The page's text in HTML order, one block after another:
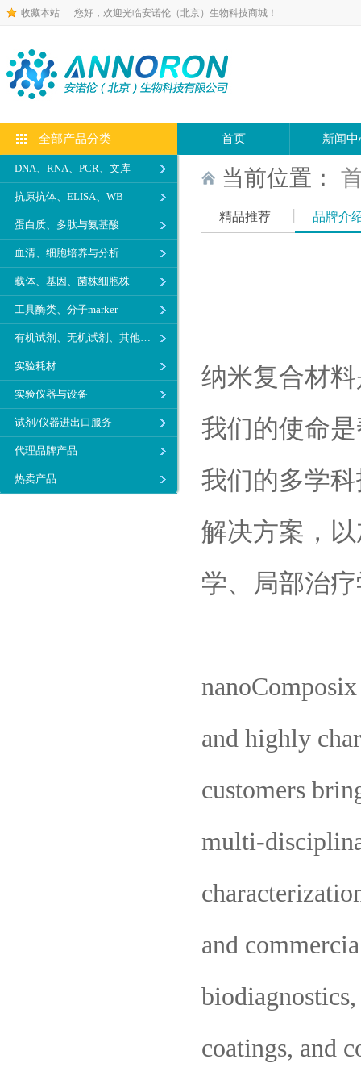
收藏本站 您好，欢迎光临安诺伦（北京）生物科技商城！
全部产品分类
DNA、RNA、PCR、文库
抗原抗体、ELISA、WB
蛋白质、多肽与氨基酸
血清、细胞培养与分析
载体、基因、菌株细胞株
工具酶类、分子marker
有机试剂、无机试剂、其他生化试剂
实验耗材
实验仪器与设备
试剂/仪器进出口服务
代理品牌产品
热卖产品
首页 新闻中
当前位置：
精品推荐 品牌介
纳米复合材
我们的使命
我们的多学
解决方案，
学、局部治
and highly
customers
multi-
and
coatings, and